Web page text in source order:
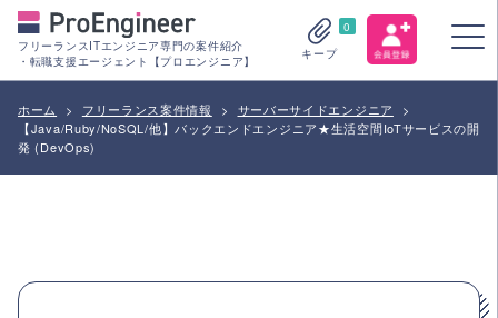
フリーランスITエンジニア専門の案件紹介
・転職支援エージェント【プロエンジニア】
0
キープ
ホーム > フリーランス案件情報 > サーバーサイドエンジニア
>
【Java/Ruby/NoSQL/他】バックエンドエンジニア★生活空間IoTサービスの開
発 (DevOps)